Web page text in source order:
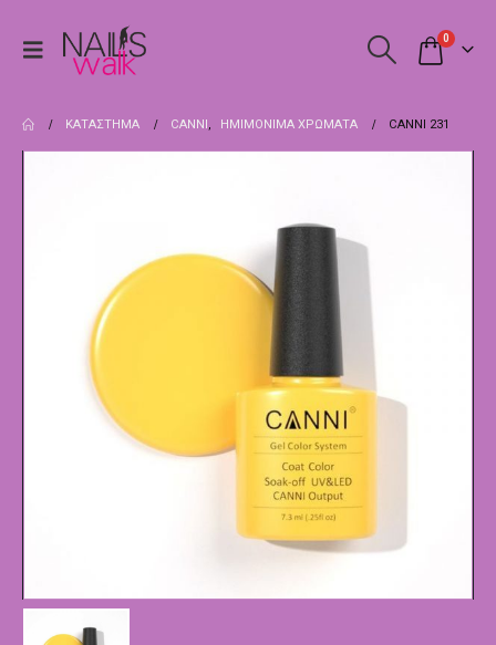
0
ΚΑΤΆΣΤΗΜΑ CANNI, ΗΜΙΜΌΝΙΜΑ ΧΡΏΜΑΤΑ CANNI 231